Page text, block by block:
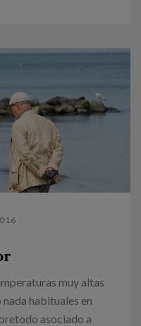
muy altas
habituales en
asociado a